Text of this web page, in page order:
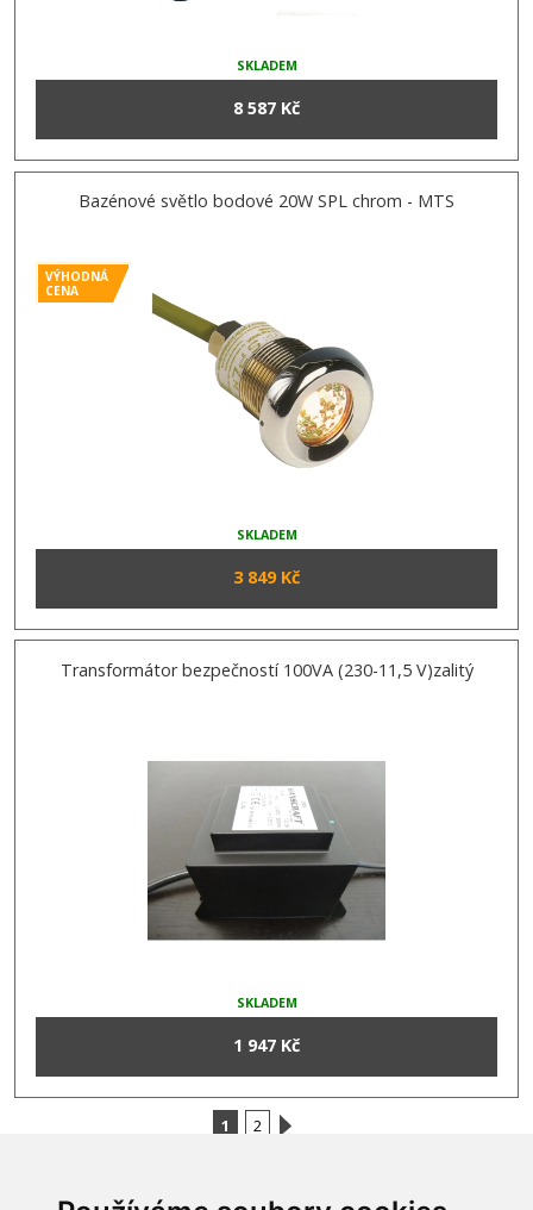
SKLADEM
8 587 Kč
Bazénové světlo bodové 20W SPL chrom - MTS
VÝHODNÁ
CENA
SKLADEM
3 849 Kč
Transformátor bezpečností 100VA (230-11,5 V)zalitý
SKLADEM
1 947 Kč
1 2